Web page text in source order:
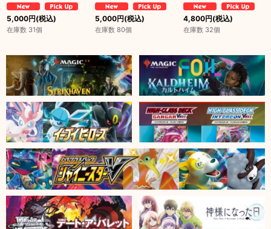
5,000円(税込)
在庫数 31個
5,000円(税込)
在庫数 80個
4,800円(税込)
在庫数 32個